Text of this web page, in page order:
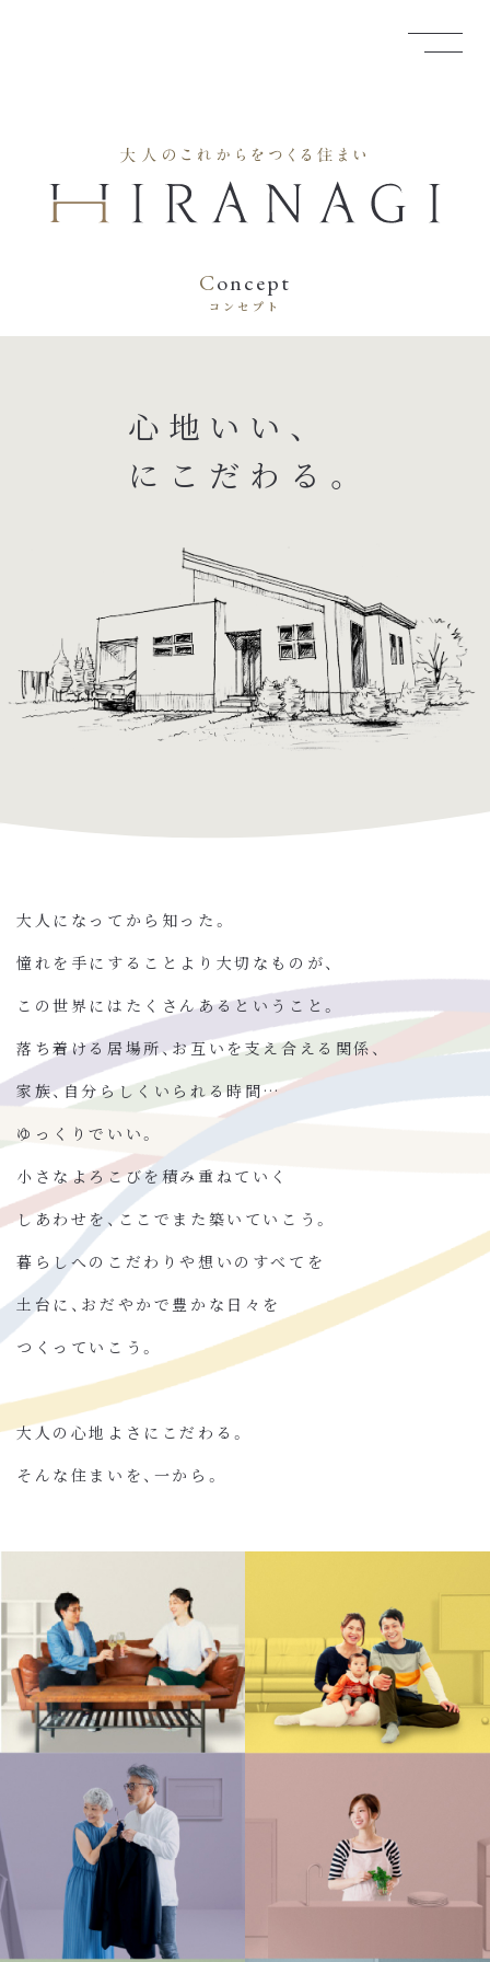
Concept
コンセプト
心地いい、
にこだわる。
大人になってから知った。
憧れを手にすることより大切なものが、
この世界にはたくさんあるということ。
落ち着ける居場所、お互いを支え合える関係、
家族、自分らしくいられる時間…
ゆっくりでいい。
小さなよろこびを積み重ねていく
しあわせを、ここでまた築いていこう。
暮らしへのこだわりや想いのすべてを
土台に、おだやかで豊かな日々を
つくっていこう。
大人の心地よさにこだわる。
そんな住まいを、一から。